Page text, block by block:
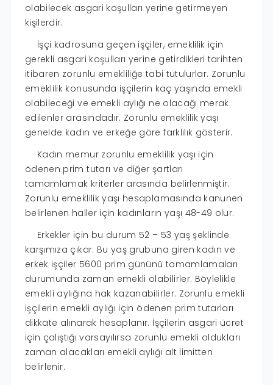
olabilecek asgari koşulları yerine getirmeyen
kişilerdir.
İşçi kadrosuna geçen işçiler, emeklilik için
gerekli asgari koşulları yerine getirdikleri tarihten
itibaren zorunlu emekliliğe tabi tutulurlar. Zorunlu
emeklilik konusunda işçilerin kaç yaşında emekli
olabileceği ve emekli aylığı ne olacağı merak
edilenler arasındadır. Zorunlu emeklilik yaşı
genelde kadın ve erkeğe göre farklılık gösterir.
Kadın memur zorunlu emeklilik yaşı için
ödenen prim tutarı ve diğer şartları
tamamlamak kriterler arasında belirlenmiştir.
Zorunlu emeklilik yaşı hesaplamasında kanunen
belirlenen haller için kadınların yaşı 48-49 olur.
Erkekler için bu durum 52 – 53 yaş şeklinde
karşımıza çıkar. Bu yaş grubuna giren kadın ve
erkek işçiler 5600 prim gününü tamamlamaları
durumunda zaman emekli olabilirler. Böylelikle
emekli aylığına hak kazanabilirler. Zorunlu emekli
işçilerin emekli aylığı için ödenen prim tutarları
dikkate alınarak hesaplanır. İşçilerin asgari ücret
için çalıştığı varsayılırsa zorunlu emekli oldukları
zaman alacakları emekli aylığı alt limitten
belirlenir.